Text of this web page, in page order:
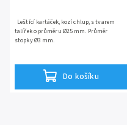
Do košíku
talířek o průměru Ø25 mm. Průměr
stopky Ø3 mm.